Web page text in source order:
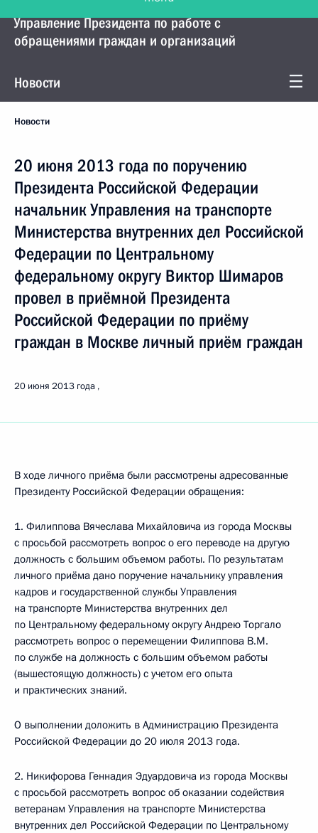
Управление Президента по работе с
обращениями граждан и организаций
Новости
Новости
20 июня 2013 года по поручению
Президента Российской Федерации
начальник Управления на транспорте
Министерства внутренних дел Российской
Федерации по Центральному
федеральному округу Виктор Шимаров
провел в приёмной Президента
Российской Федерации по приёму
граждан в Москве личный приём граждан
20 июня 2013 года
В ходе личного приёма были рассмотрены адресованные
Президенту Российской Федерации обращения:
1. Филиппова Вячеслава Михайловича из города Москвы
с просьбой рассмотреть вопрос о его переводе на другую
должность с большим объемом работы. По результатам
личного приёма дано поручение начальнику управления
кадров и государственной службы Управления
на транспорте Министерства внутренних дел
по Центральному федеральному округу Андрею Торгало
рассмотреть вопрос о перемещении Филиппова В.М.
по службе на должность с большим объемом работы
(вышестоящую должность) с учетом его опыта
и практических знаний.
О выполнении доложить в Администрацию Президента
Российской Федерации до 20 июля 2013 года.
2. Никифорова Геннадия Эдуардовича из города Москвы
с просьбой рассмотреть вопрос об оказании содействия
ветеранам Управления на транспорте Министерства
внутренних дел Российской Федерации по Центральному